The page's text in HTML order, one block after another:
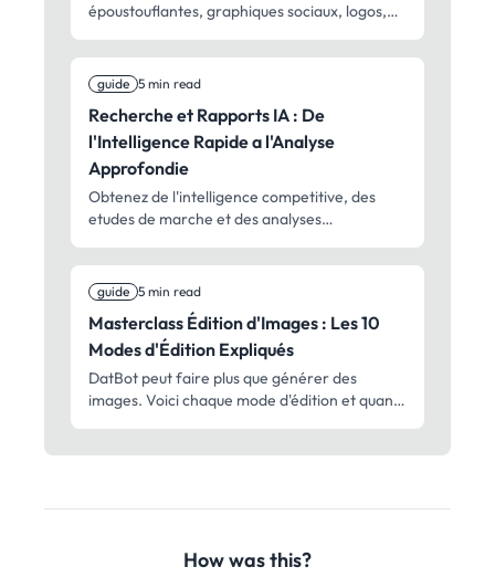
époustouflantes, graphiques sociaux, logos,
sociaux rapides aux plans
cinématographiques – création média
professionnelle pour tous.
guide 5 min read
Recherche et Rapports IA : De
l'Intelligence Rapide a l'Analyse
Approfondie
Obtenez de l'intelligence competitive, des
etudes de marche et des analyses
exploitables en 2 minutes aux audits
approfondis : recherche professionnelle pour
des decisions plus rapides.
guide 5 min read
Masterclass Édition d'Images : Les 10
Modes d'Édition Expliqués
DatBot peut faire plus que générer des
images. Voici chaque mode d'édition et quand
How was this?